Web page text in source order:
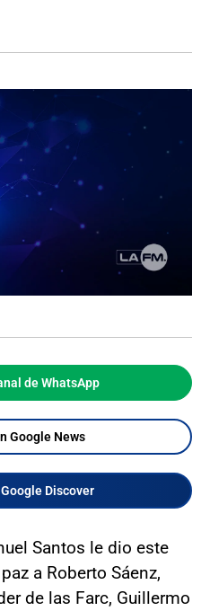
de WhatsApp
Google News
Discover
Santos le dio este
a Roberto Sáenz,
de las Farc, Guillermo